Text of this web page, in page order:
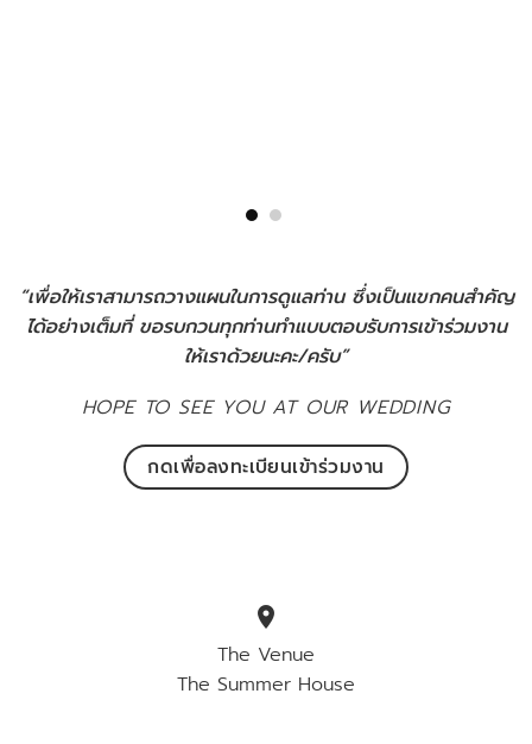
“เพื่อให้เราสามารถวางแผนในการดูแลท่าน ซึ่งเป็นแขกคนสำคัญ
ได้อย่างเต็มที่ ขอรบกวนทุกท่านทำแบบตอบรับการเข้าร่วมงาน
ให้เราด้วยนะคะ/ครับ”
HOPE TO SEE YOU AT OUR WEDDING
กดเพื่อลงทะเบียนเข้าร่วมงาน
location_on
The Venue
The Summer House